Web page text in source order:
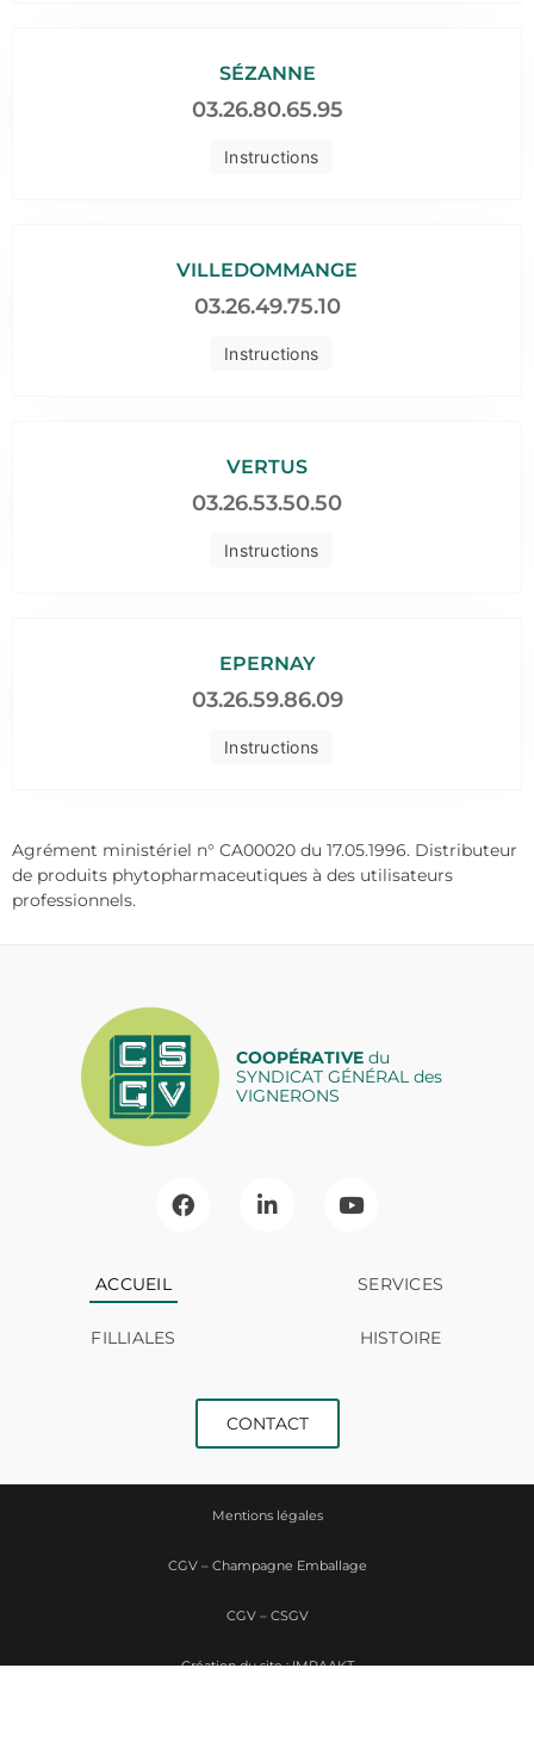
Instructions
SÉZANNE
03.26.80.65.95
Instructions
VILLEDOMMANGE
03.26.49.75.10
Instructions
VERTUS
03.26.53.50.50
Instructions
EPERNAY
03.26.59.86.09
Agrément ministériel n° CA00020 du 17.05.1996. Distributeur
de produits phytopharmaceutiques à des utilisateurs
professionnels.
COOPÉRATIVEdu
SYNDICAT GÉNÉRAL des
VIGNERONS
ACCUEIL SERVICES
FILLIALES HISTOIRE
CONTACT
Mentions légales
CGV – Champagne Emballage
CGV – CSGV
Création du site : IMPAAKT